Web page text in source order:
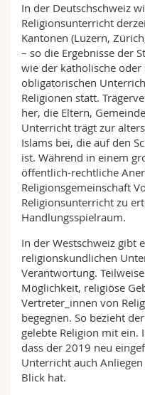
In der Deutschschweiz
Religionsunterricht
Kantonen (Luzern,
– so die Ergebnisse der
wie der katholische
obligatorischen
Religionen statt.
her, die Eltern,
Unterricht trägt zur
Islams bei, die auf den
ist. Während in einem
öffentlich-rechtliche
Religionsgemeinschaft
Religionsunterricht zu
Handlungsspielraum.
In der Westschweiz gibt
religionskundlichen
Verantwortung.
Möglichkeit, religiöse
Vertreter_innen von
begegnen. So bezieht
gelebte Religion mit ein.
dass der 2019 neu
Unterricht auch
Blick hat.